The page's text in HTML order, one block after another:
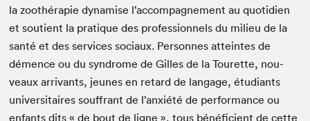
la zoothérapie dynamise l’accompagnement au quo­ti­di­en
et sou­tient la pra­tique des pro­fes­sion­nels du milieu de la
san­té et des ser­vices soci­aux. Per­son­nes atteintes de
démence ou du syn­drome de Gilles de la Tourette, nou­
veaux arrivants, jeunes en retard de lan­gage, étu­di­ants
uni­ver­si­taires souf­frant de l’anxiété de per­for­mance ou
enfants dits « de bout de ligne », tous béné­fi­cient de cette